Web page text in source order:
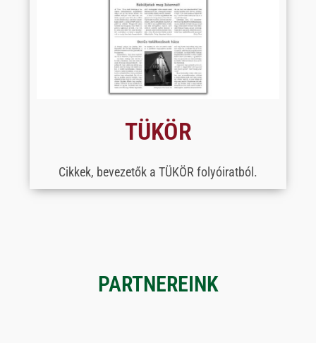
TÜKÖR
Cikkek, bevezetők a TÜKÖR folyóiratból.
PARTNEREINK